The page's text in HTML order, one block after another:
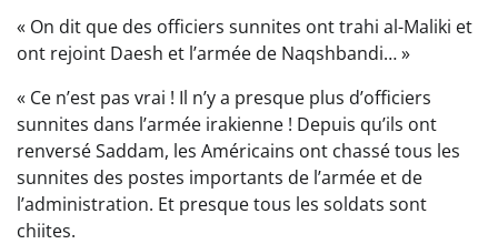
« On dit que des officiers sunnites ont trahi al-Maliki et
ont rejoint Daesh et l’armée de Naqshbandi… »
« Ce n’est pas vrai ! Il n’y a presque plus d’officiers
sunnites dans l’armée irakienne ! Depuis qu’ils ont
renversé Saddam, les Américains ont chassé tous les
sunnites des postes importants de l’armée et de
l’administration. Et presque tous les soldats sont
chiites.